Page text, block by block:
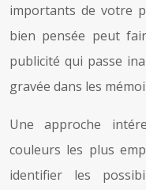
importants de votre
bien pensée peut
publicité qui passe
gravée dans les
Une approche
couleurs les plus
identifier les